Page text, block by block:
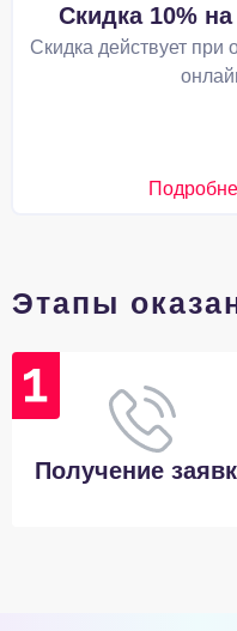
Скидка 10%
Скидка действует при
Этапы
Получение